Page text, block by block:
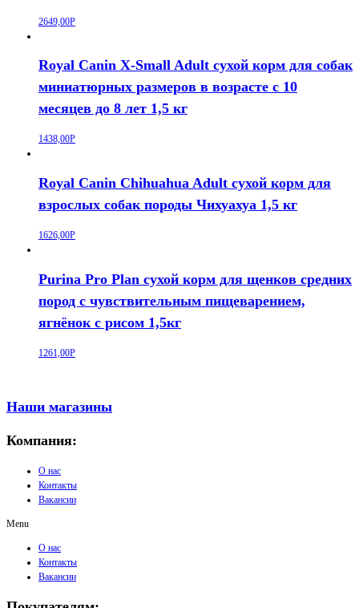
2649,00Р
Royal Canin X-Small Adult сухой корм для собак
миниатюрных размеров в возрасте c 10
месяцев до 8 лет 1,5 кг
1438,00Р
Royal Canin Chihuahua Adult сухой корм для
взрослых собак породы Чихуахуа 1,5 кг
1626,00Р
Purina Pro Plan сухой корм для щенков средних
пород с чувствительным пищеварением,
ягнёнок с рисом 1,5кг
1261,00Р
Наши магазины
Компания:
О нас
Контакты
Вакансии
Menu
О нас
Контакты
Вакансии